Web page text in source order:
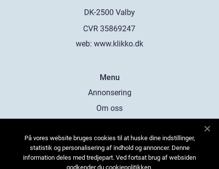
web: www.klikko.dk
Menu
Annonsering
Om oss
Kontakta oss
Sitemap
På vores website bruges cookies til at huske dine indstillinger,
statistik og personalisering af indhold og annoncer. Denne
information deles med tredjepart. Ved fortsat brug af websiden
godkender du cookiepolitikken.